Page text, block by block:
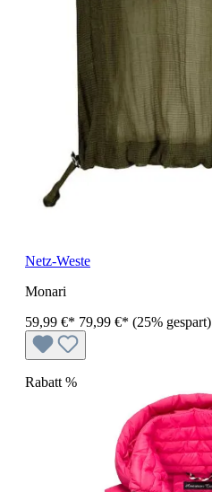
Netz-Weste
Monari
59,99 €* 79,99 €* (25% gespart)
Rabatt %